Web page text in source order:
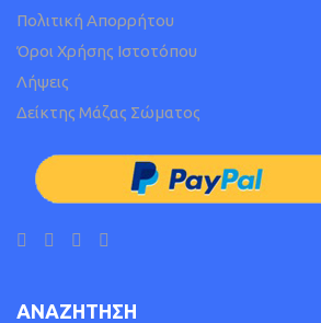
Πολιτική Απορρήτου
Όροι Χρήσης Ιστοτόπου
Λήψεις
Δείκτης Μάζας Σώματος
ΑΝΑΖΗΤΗΣΗ